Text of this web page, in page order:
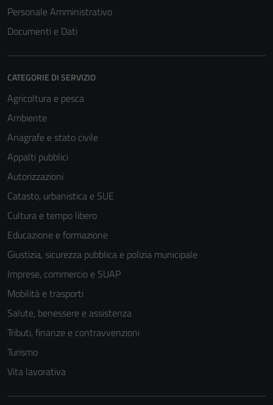
Personale Amministrativo
Documenti e Dati
CATEGORIE DI SERVIZIO
Agricoltura e pesca
Ambiente
Anagrafe e stato civile
Appalti pubblici
Autorizzazioni
Catasto, urbanistica e SUE
Cultura e tempo libero
Educazione e formazione
Giustizia, sicurezza pubblica e polizia municipale
Imprese, commercio e SUAP
Mobilità e trasporti
Salute, benessere e assistenza
Tributi, finanze e contravvenzioni
Turismo
Vita lavorativa
non raccolgono